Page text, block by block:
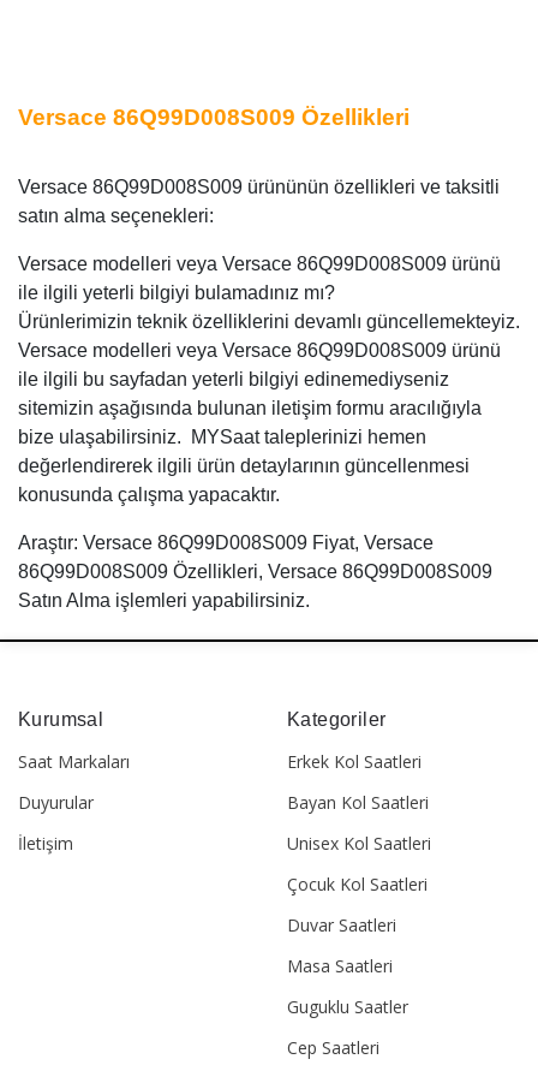
Versace 86Q99D008S009 Özellikleri
Versace 86Q99D008S009 ürününün özellikleri ve taksitli
satın alma seçenekleri:
Versace modelleri veya Versace 86Q99D008S009 ürünü
ile ilgili yeterli bilgiyi bulamadınız mı?
Ürünlerimizin teknik özelliklerini devamlı güncellemekteyiz.
Versace modelleri veya Versace 86Q99D008S009 ürünü
ile ilgili bu sayfadan yeterli bilgiyi edinemediyseniz
sitemizin aşağısında bulunan iletişim formu aracılığıyla
bize ulaşabilirsiniz. MYSaat taleplerinizi hemen
değerlendirerek ilgili ürün detaylarının güncellenmesi
konusunda çalışma yapacaktır.
Araştır: Versace 86Q99D008S009 Fiyat, Versace
86Q99D008S009 Özellikleri, Versace 86Q99D008S009
Satın Alma işlemleri yapabilirsiniz.
Kurumsal
Saat Markaları
Duyurular
İletişim
Kategoriler
Erkek Kol Saatleri
Bayan Kol Saatleri
Unisex Kol Saatleri
Çocuk Kol Saatleri
Duvar Saatleri
Masa Saatleri
Guguklu Saatler
Cep Saatleri